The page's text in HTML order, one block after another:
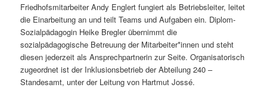
Friedhofsmitarbeiter Andy Englert fungiert als Betriebsleiter, leitet
die Einarbeitung an und teilt Teams und Aufgaben ein. Diplom-
Sozialpädagogin Heike Bregler übernimmt die
sozialpädagogische Betreuung der Mitarbeiter*innen und steht
diesen jederzeit als Ansprechpartnerin zur Seite. Organisatorisch
zugeordnet ist der Inklusionsbetrieb der Abteilung 240 –
Standesamt, unter der Leitung von Hartmut Jossé.